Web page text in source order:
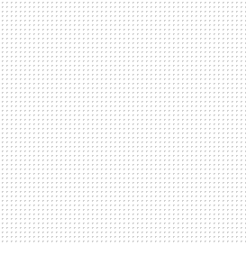
MAIL